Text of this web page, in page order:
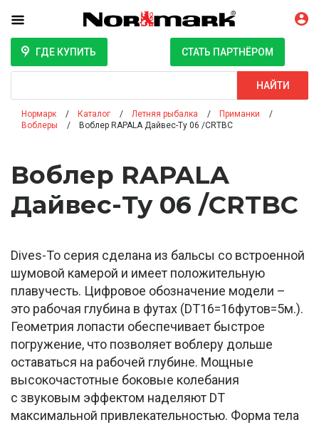
ГДЕ КУПИТЬ СТАТЬ ПАРТНЁРОМ
НАЙТИ
Нормарк Каталог Летняя рыбалка
Приманки
Воблеры
Воблер RAPALA Дайвес-Ту 06 /CRTBC
Воблер RAPALA
Дайвес-Ту 06 /CRTBC
Dives-To серия сделана из бальсы со встроенной
шумовой камерой и имеет положительную
плавучесть. Цифровое обозначение модели –
это рабочая глубина в футах (DT16=16футов=5м.).
Геометрия лопасти обеспечивает быстрое
погружение, что позволяет воблеру дольше
оставаться на рабочей глубине. Мощные
высокочастотные боковые колебания
с звуковым эффектом наделяют DT
максимальной привлекательностью. Форма тела